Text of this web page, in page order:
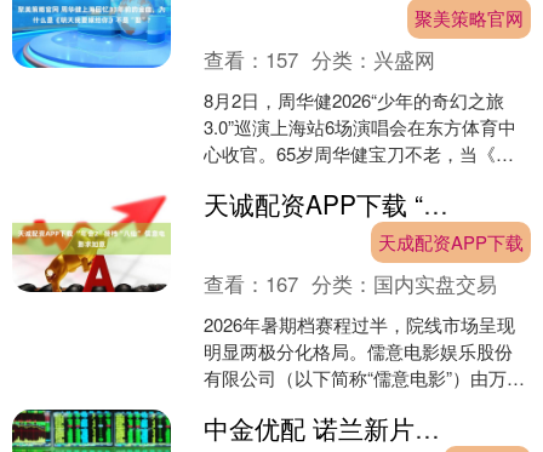
聚美策略官网
查看： 157 分类： 兴盛网
8月2日，周华健2026“少年的奇幻之旅
3.0”巡演上海站6场演唱会在东方体育中
心收官。65岁周华健宝刀不老，当《朋
雨无阻》《....
天诚配资APP下载 “年会2”接档“八仙” 儒意电影求如意
天成配资APP下载
查看： 167 分类： 国内实盘交易
2026年暑期档赛程过半，院线市场呈现
明显两极分化格局。儒意电影娱乐股份
有限公司（以下简称“儒意电影”）由万达
线龙头，迎来更名....
中金优配 诺兰新片票价199元!上海点映座无虚席，影迷疯抢